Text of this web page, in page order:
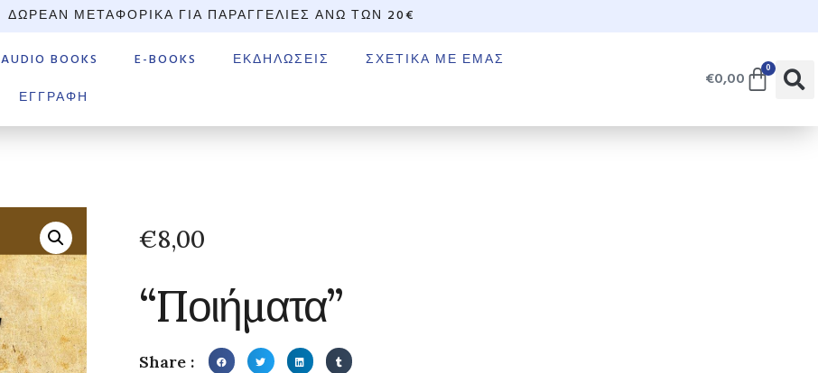
ΔΩΡΕΆΝ ΜΕΤΑΦΟΡΙΚΆ ΓΙΑ ΠΑΡΑΓΓΕΛΊΕΣ ΆΝΩ ΤΩΝ 20€
AUDIO BOOKS E-BOOKS ΕΚΔΗΛΏΣΕΙΣ
ΣΧΕΤΙΚΆ ΜΕ ΕΜΆΣ
ΕΓΓΡΑΦΉ
€0,00 0
€8,00
“Ποιήματα”
Share :